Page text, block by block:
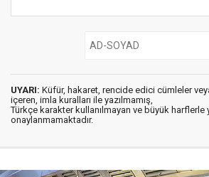
UYARI: Küfür, hakaret, rencide edici cümleler
içeren, imla kuralları ile yazılmamış,
Türkçe karakter kullanılmayan ve büyük harflerle
onaylanmamaktadır.